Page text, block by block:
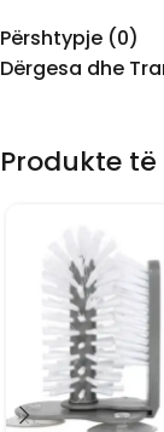
Përshtypje (0)
Dërgesa dhe
Produkte